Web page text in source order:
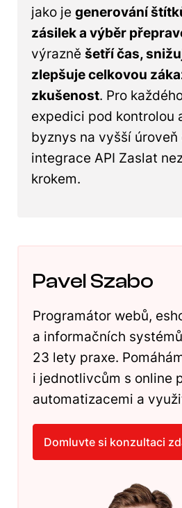
jako je generování
zásilek a výběr
výrazně šetří čas,
zlepšuje celkovou
zkušenost. Pro
expedici pod kontrolou
byznys na vyšší
integrace API Zaslat
krokem.
Pavel Szabo
Programátor webů,
a informačních
23 lety praxe.
i jednotlivcům s online
automatizacemi a
Domluvte si konzultaci